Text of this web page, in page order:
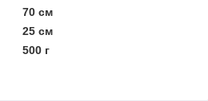
70 см
25 см
500 г